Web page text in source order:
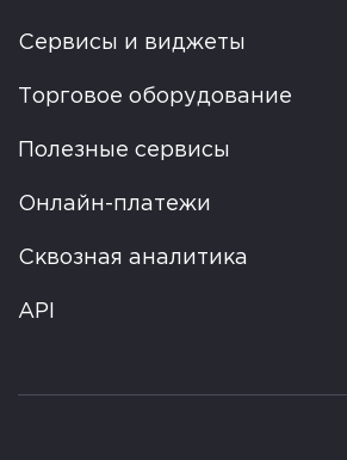
Сервисы и виджеты
Торговое оборудование
Полезные сервисы
Онлайн-платежи
Сквозная аналитика
API